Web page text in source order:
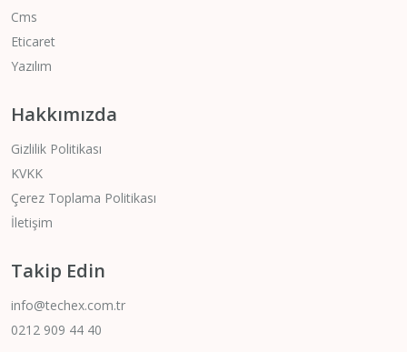
Cms
Eticaret
Yazılım
Hakkımızda
Gizlilik Politikası
KVKK
Çerez Toplama Politikası
İletişim
Takip Edin
info@techex.com.tr
0212 909 44 40